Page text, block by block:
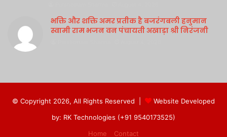
भक्ति और शक्ति अमर प्रतीक है बजरंगबली हनुमान
स्वामी राम भजन वन पंचायती अखाड़ा श्री निरंजनी
© Copyright 2026, All Rights Reserved |
Website Developed
by: RK Technologies (+91 9540173525)
Home
Contact